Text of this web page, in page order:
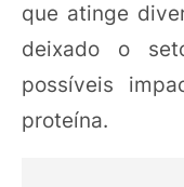
que atinge
deixado o
possíveis
proteína.